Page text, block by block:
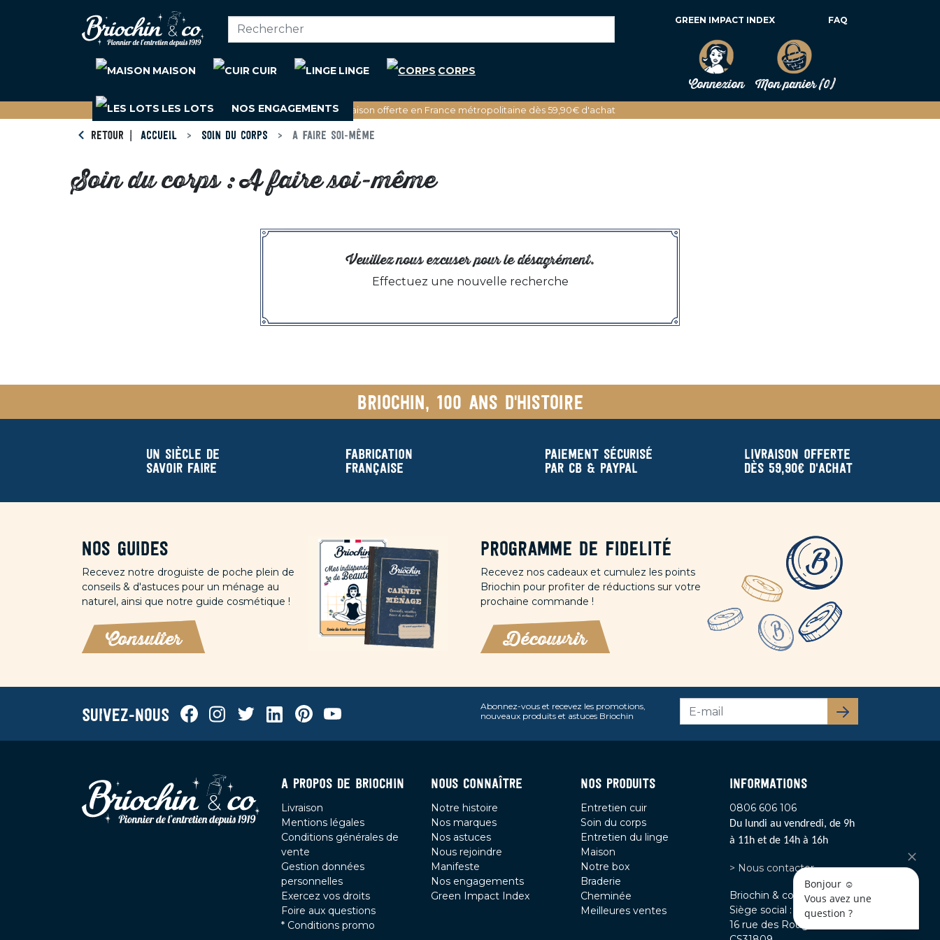
MAISON CUIR LINGE CORPS
LES LOTS NOS ENGAGEMENTS
GREEN IMPACT INDEX FAQ
Connexion Mon panier(0)
🚚 Livraison offerte en France métropolitaine dès 59,90€ d'achat
RETOUR ACCUEIL SOIN DU CORPS A FAIRE SOI-MÊME
Soin du corps : A faire soi-même
Veuillez nous excuser pour le désagrément.
Effectuez une nouvelle recherche
Briochin, 100 ans d'histoire
Un siècle de
savoir faire
Fabrication
française
Paiement sécurisé
par CB & Paypal
Livraison offerte
dès 59,90€ d'achat
Nos guides
Recevez notre droguiste de poche plein de
conseils & d'astuces pour un ménage au
naturel, ainsi que notre guide cosmétique !
Consulter
Programme de fidelité
Recevez nos cadeaux et cumulez les points
Briochin pour profiter de réductions sur votre
prochaine commande !
Découvrir
Suivez-nous FacebookInstagramTwitterLinkedinPinterestYoutube
Abonnez-vous et recevez les promotions,
nouveaux produits et astuces Briochin
S’abonner
A PROPOS DE BRIOCHIN
Livraison
Mentions légales
Conditions générales de
vente
Gestion données
personnelles
Exercez vos droits
Foire aux questions
* Conditions promo
NOUS CONNAÎTRE
Notre histoire
Nos marques
Nos astuces
Nous rejoindre
Manifeste
Nos engagements
Green Impact Index
NOS PRODUITS
Entretien cuir
Soin du corps
Entretien du linge
Maison
Notre box
Braderie
Cheminée
Meilleures ventes
INFORMATIONS
0806 606 106
Du lundi au vendredi, de 9h
à 11h et de 14h à 16h
> Nous contacter
Briochin & co
Siège social :
16 rue des Rougeries
Bonjour ☺️
Vous avez une
question ?